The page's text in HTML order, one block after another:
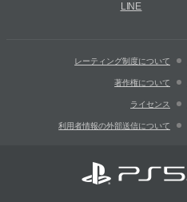
LINE
レーティング制度について
著作権について
ライセンス
利用者情報の外部送信について